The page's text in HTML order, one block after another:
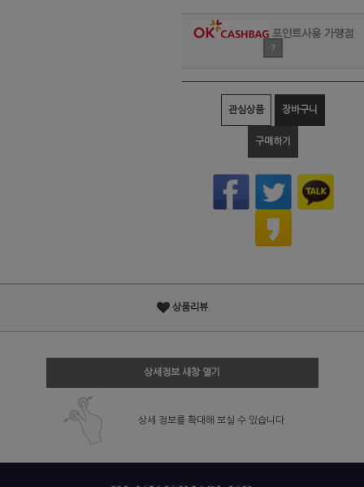
포인트사용 가맹점
?
관심상품 장바구니
구매하기
상품리뷰
상세정보 새창 열기
상세 정보를 확대해 보실 수 있습니다.